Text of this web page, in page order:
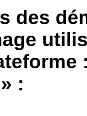
des
: